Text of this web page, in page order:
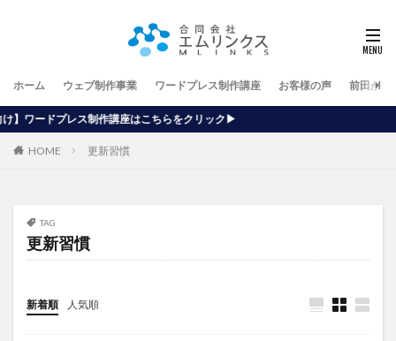
ホーム ウェブ制作事業 ワードプレス制作講座 お客様の声 前田が行
座はこちらをクリック▶
HOME 更新習慣
TAG
更新習慣
新着順 人気順